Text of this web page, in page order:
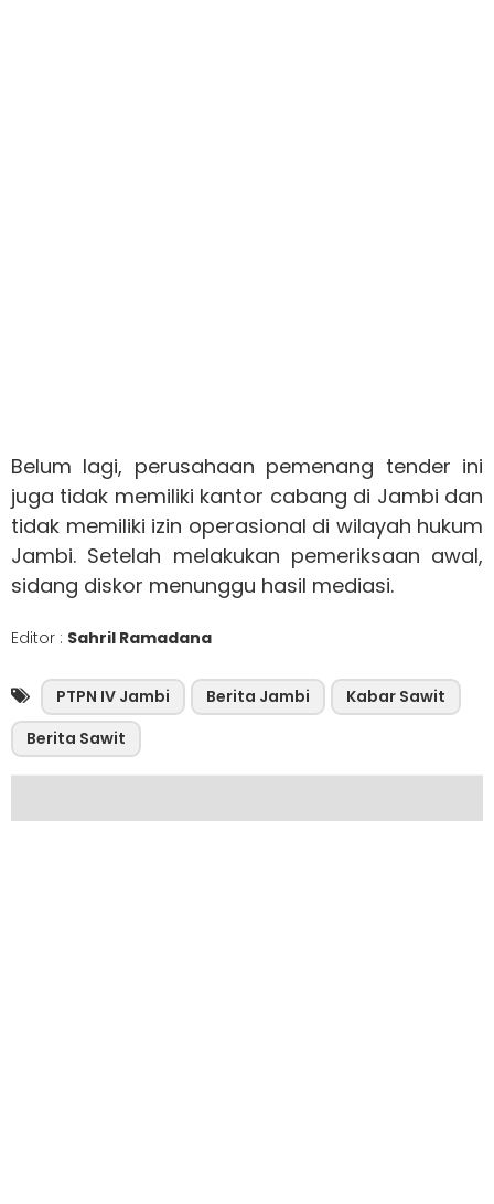
Belum lagi, perusahaan pemenang tender ini
juga tidak memiliki kantor cabang di Jambi dan
tidak memiliki izin operasional di wilayah hukum
Jambi. Setelah melakukan pemeriksaan awal,
sidang diskor menunggu hasil mediasi.
Editor : Sahril Ramadana
PTPN IV Jambi Berita Jambi
Kabar Sawit
Berita Sawit